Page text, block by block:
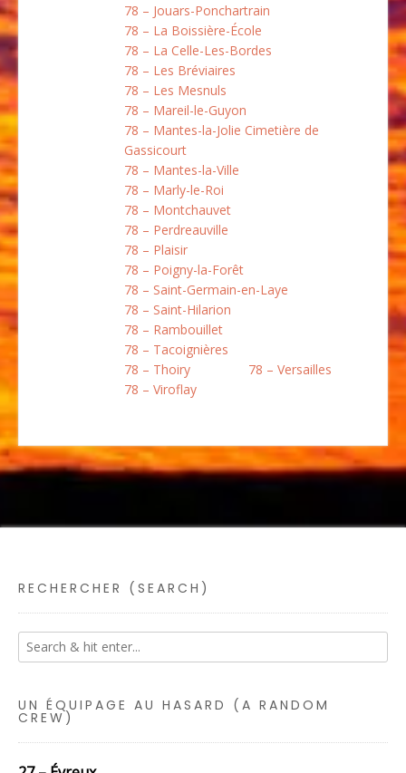
78 – Jouars-Ponchartrain
78 – La Boissière-École
78 – La Celle-Les-Bordes
78 – Les Bréviaires
78 – Les Mesnuls
78 – Mareil-le-Guyon
78 – Mantes-la-Jolie Cimetière de
Gassicourt
78 – Mantes-la-Ville
78 – Marly-le-Roi
78 – Montchauvet
78 – Perdreauville
78 – Plaisir
78 – Poigny-la-Forêt
78 – Saint-Germain-en-Laye
78 – Saint-Hilarion
78 – Rambouillet
78 – Tacoignières
78 – Thoiry
78 – Versailles
78 – Viroflay
RECHERCHER (SEARCH)
UN ÉQUIPAGE AU HASARD (A RANDOM
CREW)